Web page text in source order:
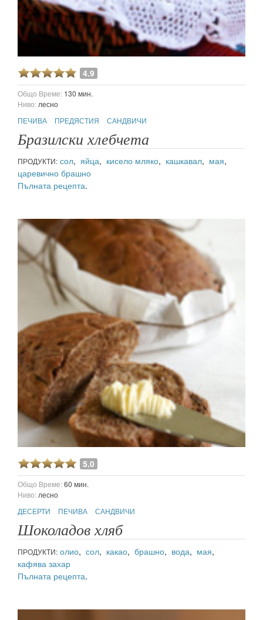
4.9
Общо Време: 130 мин.
Ниво: лесно
ПЕЧИВА
ПРЕДЯСТИЯ САНДВИЧИ
Бразилски хлебчета
ПРОДУКТИ: сол, яйца, кисело мляко, кашкавал, мая,
царевично брашно
Пълната рецепта.
5.0
Общо Време:60 мин.
Ниво: лесно
ДЕСЕРТИ
ПЕЧИВА САНДВИЧИ
Шоколадов хляб
ПРОДУКТИ: олио, сол, какао, брашно, вода, мая,
кафява захар
Пълната рецепта.